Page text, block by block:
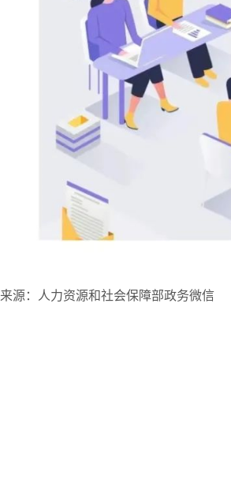
来源：人力资源和社会保障部政务微信